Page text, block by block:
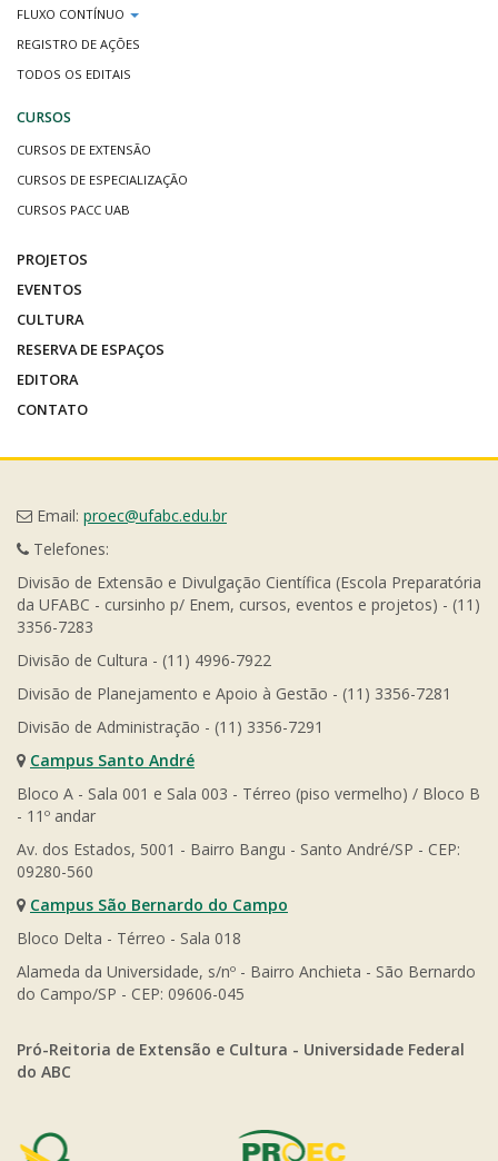
FLUXO CONTÍNUO
REGISTRO DE AÇÕES
TODOS OS EDITAIS
CURSOS
CURSOS DE EXTENSÃO
CURSOS DE ESPECIALIZAÇÃO
CURSOS PACC UAB
PROJETOS
EVENTOS
CULTURA
RESERVA DE ESPAÇOS
EDITORA
CONTATO
Email: proec@ufabc.edu.br
Telefones:
Divisão de Extensão e Divulgação Científica (Escola Preparatória
da UFABC - cursinho p/ Enem, cursos, eventos e projetos) - (11)
3356-7283
Divisão de Cultura - (11) 4996-7922
Divisão de Planejamento e Apoio à Gestão - (11) 3356-7281
Divisão de Administração - (11) 3356-7291
Campus Santo André
Bloco A - Sala 001 e Sala 003 - Térreo (piso vermelho) / Bloco B
- 11º andar
Av. dos Estados, 5001 - Bairro Bangu - Santo André/SP - CEP:
09280-560
Campus São Bernardo do Campo
Bloco Delta - Térreo - Sala 018
Alameda da Universidade, s/nº - Bairro Anchieta - São Bernardo
do Campo/SP - CEP: 09606-045
Pró-Reitoria de Extensão e Cultura - Universidade Federal
do ABC